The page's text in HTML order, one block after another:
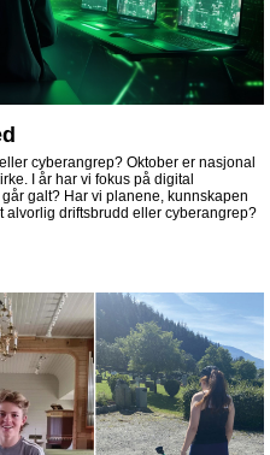
cyberangrep? Oktober er nasjonal
I år har vi fokus på digital
galt? Har vi planene, kunnskapen
alvorlig driftsbrudd eller cyberangrep?